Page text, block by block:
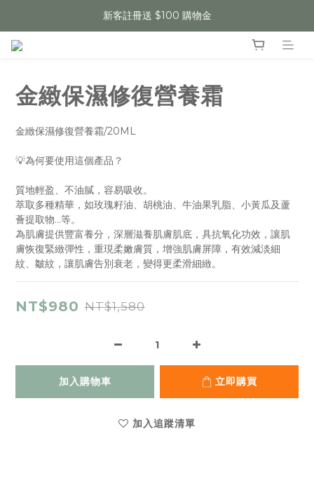
新客註冊送 $100 購物金
金緻保濕修復營養霜
金緻保濕修復營養霜/20ML
💡為何要使用這個產品？
質地輕盈、不油膩，容易吸收。
萃取多種精華，如玫瑰籽油、胡桃油、牛油果乳脂、小黃瓜及蘆
薈提取物...等。
為肌膚提供豐富養分，深層滋養肌膚肌底，具抗氧化功效，讓肌
膚恢復緊緻彈性，重現柔嫩膚質，增強肌膚屏障，有效減淡細
紋、皺紋，讓肌膚告別衰老，變得更柔滑細緻。
NT$980 NT$1,580
加入購物車 立即購買
加入追蹤清單